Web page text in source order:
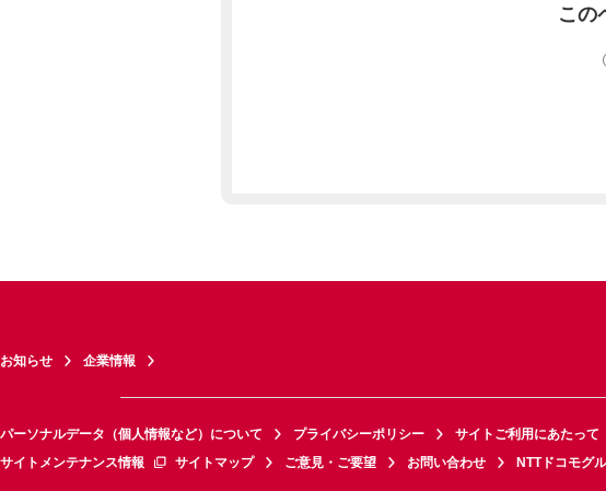
この
お知らせ 企業情報
パーソナルデータ（個人情報など）について プライバシーポリシー サイトご利用にあたって
サイトメンテナンス情報
サイトマップ ご意見・ご要望 お問い合わせ NTTドコモグ